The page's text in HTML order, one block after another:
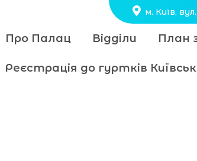
м. Київ,
Про Палац Відділи План
Реєстрація до гуртків